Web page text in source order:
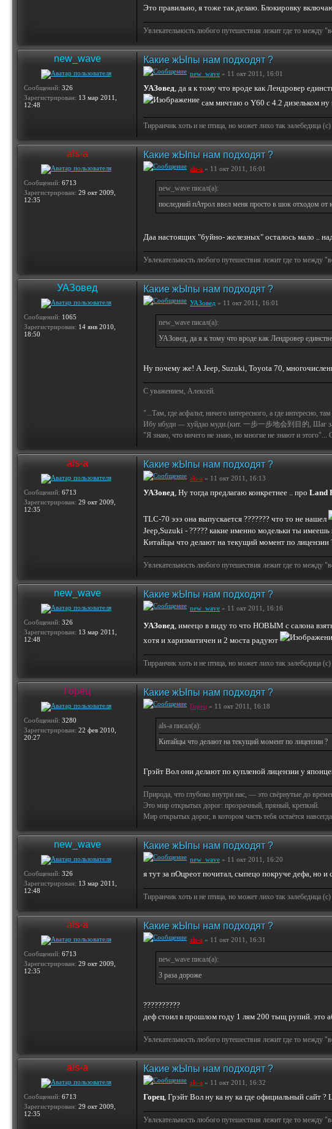
Это правильно, я тоже так делаю. Блокировку
Увлекательность любого путешествия лежит где то между
new_wave
Сообщений: 326
Зарегистрирован: 13 мар 2011,
12:48
Какие жЫпы нам подходят ?
new_wave » 11 окт 2011, 16:01
УАЗовед, да я к тому что вроде как Лендровер
сам мичтаю о Y60 с 4.2 дизельком ну
Тирранчик хоть и не птица, но может лихо так залебедица
als-a
Сообщений: 6713
Зарегистрирован: 29 окт 2009,
12:35
Какие жЫпы нам подходят ?
als-a » 11 окт 2011, 16:01
new_wave писал(а):
последний пАтрол ввел меня просто в шок отходом от
Даа настоящих "буйно- железных" осталось мало ..
Увлекательность любого путешествия лежит где то между
УАЗовед
Сообщений: 1065
Зарегистрирован: 14 янв 2010,
18:50
Какие жЫпы нам подходят ?
УАЗовед » 11 окт 2011, 16:01
new_wave писал(а):
УАЗовед, да я к тому что вроде как Лендровер
Ну почему же! А Jeep, Suzuki, Toyota 70,
С уважением, Алексей.
"...Там, где асфальт, ничего интересного, а где интересно,
Ибу ибуди — хуйдао муди.(кит. 一步一步地会到目的, Шаг
"Я знаю, что ничего не знаю, но многие не знают и этого"...
als-a
Сообщений: 6713
Зарегистрирован: 29 окт 2009,
12:35
Какие жЫпы нам подходят ?
als-a » 11 окт 2011, 16:13
УАЗовед, Ну тогда предлагаю конкретнее .. про Land
TLC-70 эээ она выпускается ??????? что то не нашел
Jeep,Suzuki - ????? какие именно модельки ты имеешь
Китайцы что делают на текущий момент по лицензии
Увлекательность любого путешествия лежит где то между
new_wave
Сообщений: 326
Зарегистрирован: 13 мар 2011,
12:48
Какие жЫпы нам подходят ?
new_wave » 11 окт 2011, 16:16
УАЗовед, имеецо в виду то что НОВЫМ с салона
хотя и харизматичен и 2 моста радуют
Тирранчик хоть и не птица, но может лихо так залебедица
Горец
Сообщений: 3280
Зарегистрирован: 22 фев 2010,
20:27
Какие жЫпы нам подходят ?
Горец » 11 окт 2011, 16:18
als-a писал(а):
Китайцы что делают на текущий момент по лицензии ?
Грэйт Вол они делают по купленой лицензии у
Природа, что глубоко внутри нас, — это свёрнутые до
Это мир открытых дорог: прозрачный, пряный, крепкий.
Мир открытых дорог, в котором часть тебя остаётся
new_wave
Сообщений: 326
Зарегистрирован: 13 мар 2011,
12:48
Какие жЫпы нам подходят ?
new_wave » 11 окт 2011, 16:20
я тут за пОцреот почитал, сыпецо покруче дефа, но и
Тирранчик хоть и не птица, но может лихо так залебедица
als-a
Сообщений: 6713
Зарегистрирован: 29 окт 2009,
12:35
Какие жЫпы нам подходят ?
als-a » 11 окт 2011, 16:31
new_wave писал(а):
3 раза дороже
??????????
деф стоил в прошлом году 1 лям 200 тыщ рупий. это
Увлекательность любого путешествия лежит где то между
als-a
Сообщений: 6713
Зарегистрирован: 29 окт 2009,
12:35
Какие жЫпы нам подходят ?
als-a » 11 окт 2011, 16:32
Горец, Грэйт Вол ну ка ну ка где официальный сайт
Увлекательность любого путешествия лежит где то между